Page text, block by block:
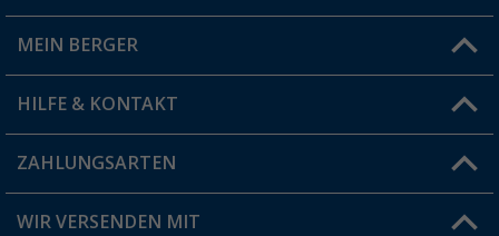
Filiale finden
MEIN BERGER
Vorteilskarte
Blog
HILFE & KONTAKT
FAQ & Kontakt
Versandinformationen
ZAHLUNGSARTEN
WIR VERSENDEN MIT